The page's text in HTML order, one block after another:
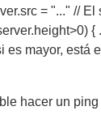
= "..." //
es mayor, está
hacer un